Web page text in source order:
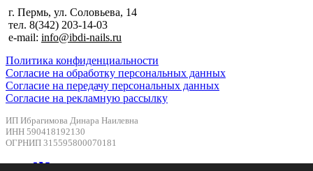
г. Пермь, ул. Соловьева, 14
тел. 8(342) 203-14-03
e-mail: info@ibdi-nails.ru
Политика конфиденциальности
Согласие на обработку персональных данных
Согласие на передачу персональных данных
Согласие на рекламную рассылку
ИП Ибрагимова Динара Наилевна
ИНН 590418192130
ОГРНИП 315595800070181